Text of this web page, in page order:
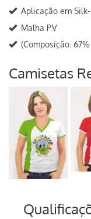
Aplicação em
Malha P.V
(Composição:
Camisetas